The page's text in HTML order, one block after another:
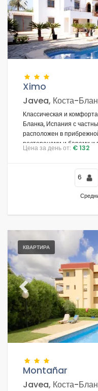
Previous
Ximo
Javea, Коста-
Классическая и
Бланка, Испания с
расположен в
ресторанами и барами и
Цена за день от: € 132
6
КВАРТИРА
Previous
Montañar
Javea, Коста-